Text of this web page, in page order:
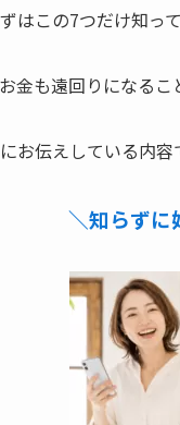
はこの7つだけ知っ
金も遠回りになるこ
お伝えしている内容
＼知らずに